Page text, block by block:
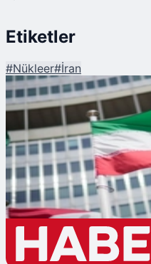
Etiketler
#Nükleer#İran
İran'dan Nükleer Rest